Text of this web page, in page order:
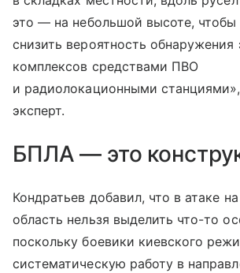
это — на небольшой высоте, чтобы
снизить вероятность обнаружения
комплексов средствами ПВО
и радиолокационными
эксперт.
БПЛА — это
Кондратьев добавил, что в атаке
область нельзя выделить что-то
поскольку боевики киевского
систематическую работу в